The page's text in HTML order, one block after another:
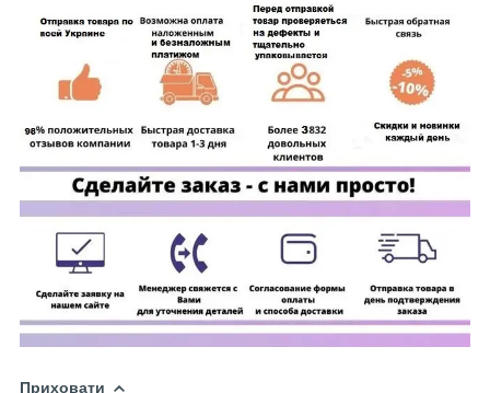
Приховати